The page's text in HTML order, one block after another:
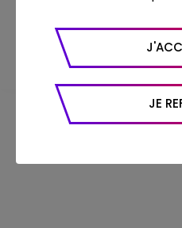
mentions légales
Index égalité femmes/
Intelligence artificielle -
Google Analytics
sur le trafic (nombre
sur le site, nombre de
appareil et
géographique),
JE